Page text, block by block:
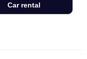
Car rental